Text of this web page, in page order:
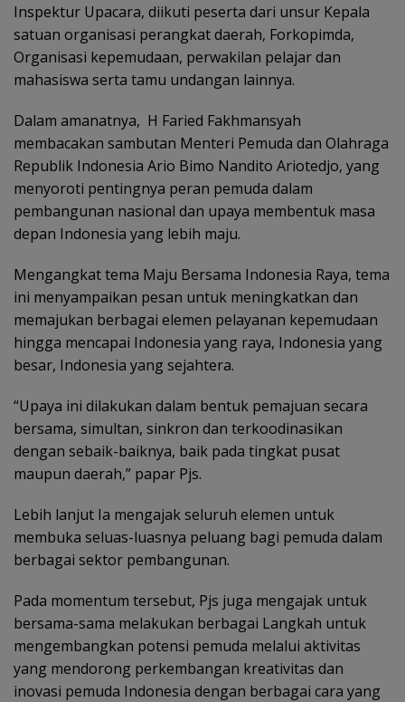
Inspektur Upacara, diikuti peserta dari unsur Kepala
satuan organisasi perangkat daerah, Forkopimda,
Organisasi kepemudaan, perwakilan pelajar dan
mahasiswa serta tamu undangan lainnya.
Dalam amanatnya, H Faried Fakhmansyah
membacakan sambutan Menteri Pemuda dan Olahraga
Republik Indonesia Ario Bimo Nandito Ariotedjo, yang
menyoroti pentingnya peran pemuda dalam
pembangunan nasional dan upaya membentuk masa
depan Indonesia yang lebih maju.
Mengangkat tema Maju Bersama Indonesia Raya, tema
ini menyampaikan pesan untuk meningkatkan dan
memajukan berbagai elemen pelayanan kepemudaan
hingga mencapai Indonesia yang raya, Indonesia yang
besar, Indonesia yang sejahtera.
“Upaya ini dilakukan dalam bentuk pemajuan secara
bersama, simultan, sinkron dan terkoodinasikan
dengan sebaik-baiknya, baik pada tingkat pusat
maupun daerah,” papar Pjs.
Lebih lanjut Ia mengajak seluruh elemen untuk
membuka seluas-luasnya peluang bagi pemuda dalam
berbagai sektor pembangunan.
Pada momentum tersebut, Pjs juga mengajak untuk
bersama-sama melakukan berbagai Langkah untuk
mengembangkan potensi pemuda melalui aktivitas
yang mendorong perkembangan kreativitas dan
inovasi pemuda Indonesia dengan berbagai cara yang